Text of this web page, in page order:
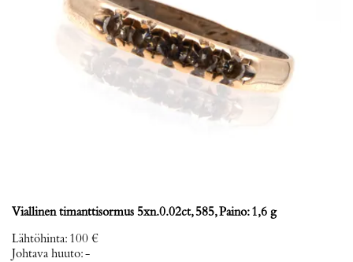
Viallinen timanttisormus 5xn.0.02ct, 585, Paino: 1,6 g
Lähtöhinta: 100 €
Johtava huuto:-